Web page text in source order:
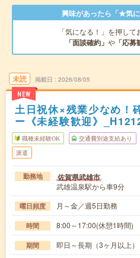
興味があったら「★気
「気になる！」を押し
「面談確約」 や 「応募
未読
NEW
掲載日 2026/08/05
土日祝休×残業少なめ！
ー《未経験歓迎》
職種未経験OK 交通費別途支給あり
派遣
勤務地 佐賀県武雄市
武雄温泉駅から車9分
曜日頻度 月～金／週5日勤務
時間 8:00～17:00(休憩1時間)
期間 即日～長期（3ヶ月以上